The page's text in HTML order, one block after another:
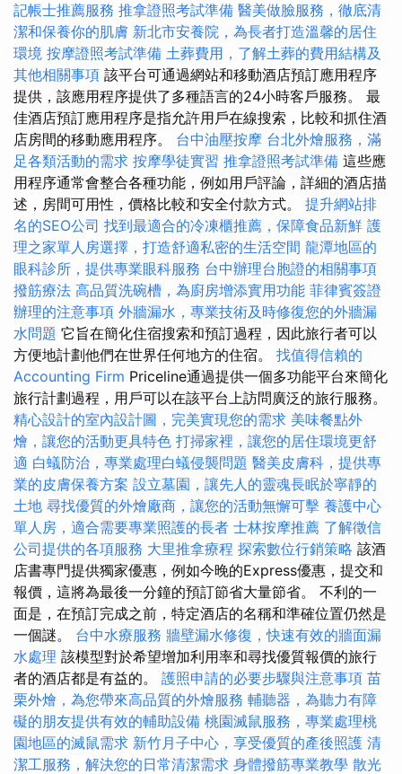
記帳士推薦服務 推拿證照考試準備 醫美做臉服務，徹底清
潔和保養你的肌膚 新北市安養院，為長者打造溫馨的居住
環境 按摩證照考試準備 土葬費用，了解土葬的費用結構及
其他相關事項 該平台可通過網站和移動酒店預訂應用程序
提供，該應用程序提供了多種語言的24小時客戶服務。 最
佳酒店預訂應用程序是指允許用戶在線搜索，比較和抓住酒
店房間的移動應用程序。 台中油壓按摩 台北外燴服務，滿
足各類活動的需求 按摩學徒實習 推拿證照考試準備 這些應
用程序通常會整合各種功能，例如用戶評論，詳細的酒店描
述，房間可用性，價格比較和安全付款方式。 提升網站排
名的SEO公司 找到最適合的冷凍櫃推薦，保障食品新鮮 護
理之家單人房選擇，打造舒適私密的生活空間 龍潭地區的
眼科診所，提供專業眼科服務 台中辦理台胞證的相關事項
撥筋療法 高品質洗碗槽，為廚房增添實用功能 菲律賓簽證
辦理的注意事項 外牆漏水，專業技術及時修復您的外牆漏
水問題 它旨在簡化住宿搜索和預訂過程，因此旅行者可以
方便地計劃他們在世界任何地方的住宿。 找值得信賴的
Accounting Firm Priceline通過提供一個多功能平台來簡化
旅行計劃過程，用戶可以在該平台上訪問廣泛的旅行服務。
精心設計的室內設計圖，完美實現您的需求 美味餐點外
燴，讓您的活動更具特色 打掃家裡，讓您的居住環境更舒
適 白蟻防治，專業處理白蟻侵襲問題 醫美皮膚科，提供專
業的皮膚保養方案 設立墓園，讓先人的靈魂長眠於寧靜的
土地 尋找優質的外燴廠商，讓您的活動無懈可擊 養護中心
單人房，適合需要專業照護的長者 士林按摩推薦 了解徵信
公司提供的各項服務 大里推拿療程 探索數位行銷策略 該酒
店書專門提供獨家優惠，例如今晚的Express優惠，提交和
報價，這將為最後一分鐘的預訂節省大量節省。 不利的一
面是，在預訂完成之前，特定酒店的名稱和準確位置仍然是
一個謎。 台中水療服務 牆壁漏水修復，快速有效的牆面漏
水處理 該模型對於希望增加利用率和尋找優質報價的旅行
者的酒店都是有益的。 護照申請的必要步驟與注意事項 苗
栗外燴，為您帶來高品質的外燴服務 輔聽器，為聽力有障
礙的朋友提供有效的輔助設備 桃園滅鼠服務，專業處理桃
園地區的滅鼠需求 新竹月子中心，享受優質的產後照護 清
潔工服務，解決您的日常清潔需求 身體撥筋專業教學 散光